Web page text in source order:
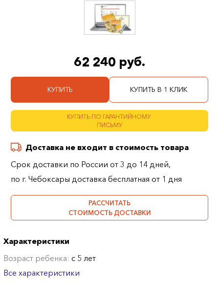
62 240 руб.
КУПИТЬ КУПИТЬ В 1 КЛИК
КУПИТЬ ПО ГАРАНТИЙНОМУ
ПИСЬМУ
Доставка не входит в стоимость товара
Срок доставки по России от 3 до 14 дней,
по г. Чебоксары доставка бесплатная от 1 дня
РАССЧИТАТЬ
СТОИМОСТЬ ДОСТАВКИ
Характеристики
Возраст ребенка:с 5 лет
Все характеристики